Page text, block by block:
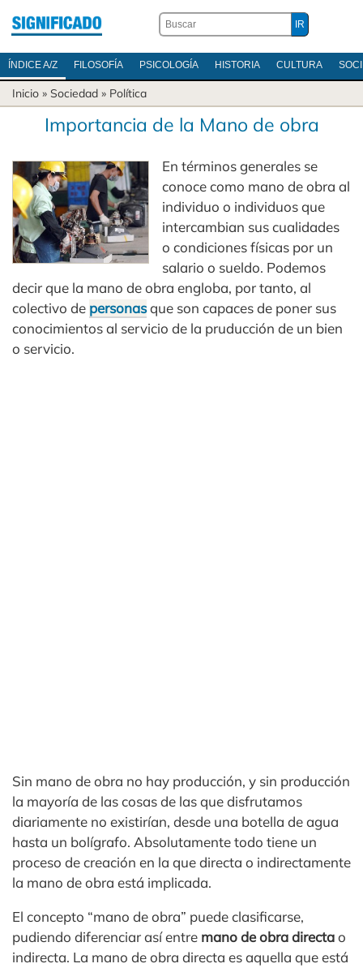
ÍNDICE A/Z FILOSOFÍA PSICOLOGÍA HISTORIA CULTURA
Inicio » Sociedad » Política
Importancia de la Mano de obra
En términos generales se
conoce como mano de obra al
individuo o individuos que
intercambian sus cualidades
o condiciones físicas por un
salario o sueldo. Podemos
decir que la mano de obra engloba, por tanto, al
colectivo de personasque son capaces de poner sus
conocimientos al servicio de la pruducción de un bien
o servicio.
Sin mano de obra no hay producción, y sin producción
la mayoría de las cosas de las que disfrutamos
diariamente no existirían, desde una botella de agua
hasta un bolígrafo. Absolutamente todo tiene un
proceso de creación en la que directa o indirectamente
la mano de obra está implicada.
El concepto “mano de obra” puede clasificarse,
pudiendo diferenciar así entre mano de obra directao
indirecta. La mano de obra directa es aquella que está